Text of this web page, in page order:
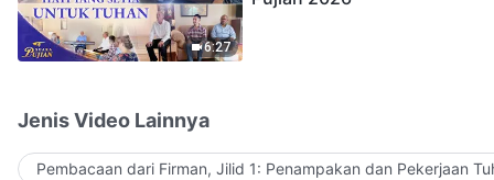
6:27
Jenis Video Lainnya
Pembacaan dari Firman, Jilid 1: Penampakan dan Pekerjaan